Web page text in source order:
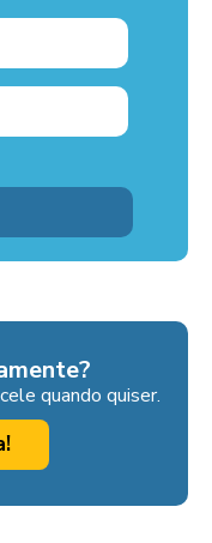
quando quiser.